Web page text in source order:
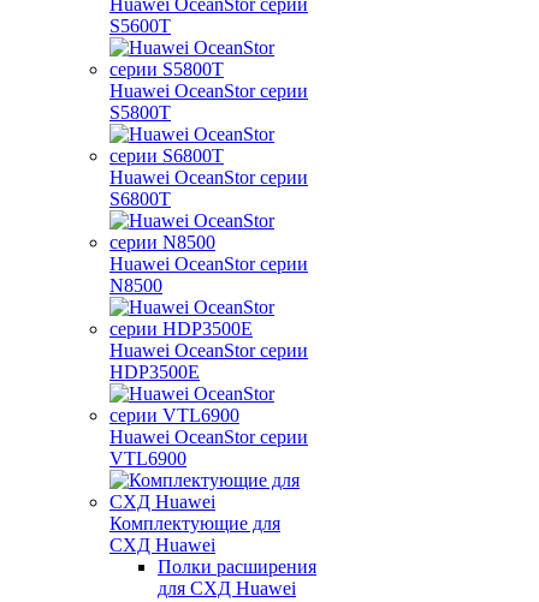
Huawei OceanStor серии
S5600T
Huawei OceanStor серии
S5800T
Huawei OceanStor серии
S6800T
Huawei OceanStor серии
N8500
Huawei OceanStor серии
HDP3500E
Huawei OceanStor серии
VTL6900
Комплектующие для
СХД Huawei
Полки расширения
для СХД Huawei